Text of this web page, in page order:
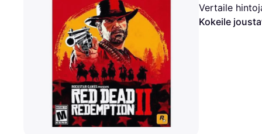
Wolt
Vertaile
Kokeile